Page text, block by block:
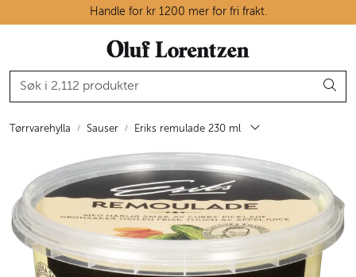
Skip to main contentHandle for kr 1200 mer for fri frakt.
Tørrvarehylla Sauser Eriks remulade 230 ml
Grøntavdelingen
Oppskrifter